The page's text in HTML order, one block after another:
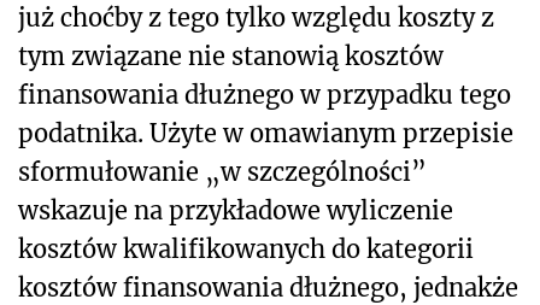
już choćby z tego tylko względu koszty z
tym związane nie stanowią kosztów
finansowania dłużnego w przypadku tego
podatnika. Użyte w omawianym przepisie
sformułowanie „w szczególności”
wskazuje na przykładowe wyliczenie
kosztów kwalifikowanych do kategorii
kosztów finansowania dłużnego, jednakże